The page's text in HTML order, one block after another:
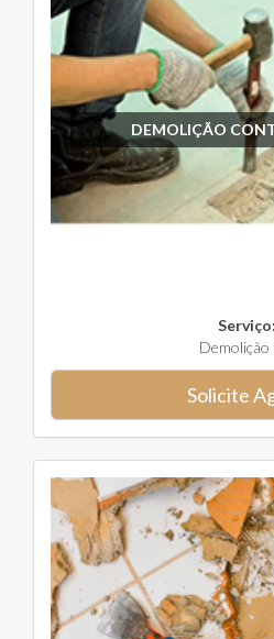
DEMOLIÇÃO
Serviço:
Demolição
Solicite